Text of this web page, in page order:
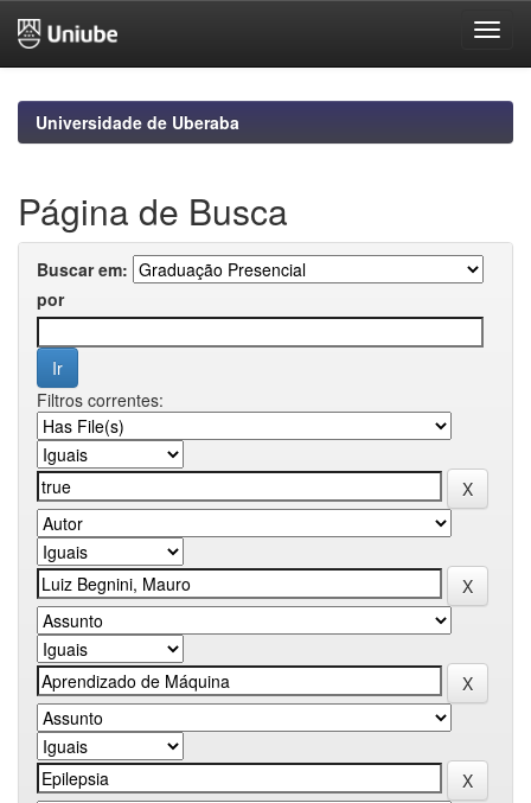
navigationUniversidade de Uberaba
Página de Busca
Buscar em:
por
Filtros correntes: